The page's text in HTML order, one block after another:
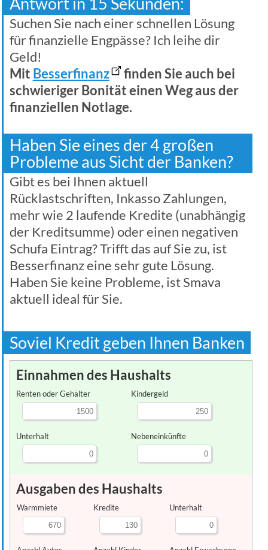
Suchen Sie nach einer schnellen Lösung
für finanzielle Engpässe? Ich leihe dir
Geld!
Mit Besserfinanz
finden Sie auch bei
schwieriger Bonität einen Weg aus der
finanziellen Notlage.
Haben Sie eines der 4 großen
Probleme aus Sicht der Banken?
Gibt es bei Ihnen aktuell
Rücklastschriften, Inkasso Zahlungen,
mehr wie 2 laufende Kredite (unabhängig
der Kreditsumme) oder einen negativen
Schufa Eintrag? Trifft das auf Sie zu, ist
Besserfinanz eine sehr gute Lösung.
Haben Sie keine Probleme, ist Smava
aktuell ideal für Sie.
Soviel Kredit geben Ihnen Banken
Einnahmen des Haushalts
Renten oder Gehälter Kindergeld
Unterhalt Nebeneinkünfte
Ausgaben des Haushalts
Warmmiete Kredite Unterhalt